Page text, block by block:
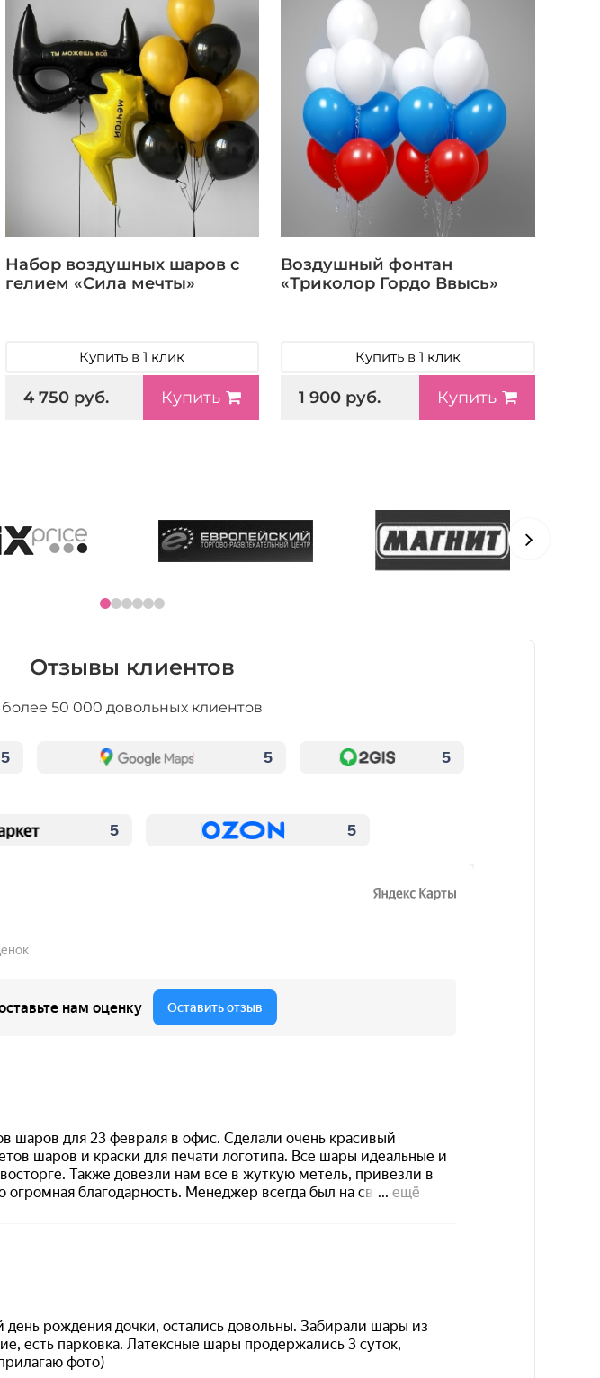
Набор воздушных шаров с
гелием «Сила мечты»
Купить в 1 клик
4 750 руб. Купить
Воздушный фонтан
«Триколор Гордо Ввысь»
Купить в 1 клик
1 900 руб. Купить
Отзывы клиентов
более 50 000 довольных клиентов
5 5 5
5 5